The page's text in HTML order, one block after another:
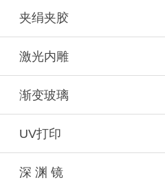
夹绢夹胶
激光内雕
渐变玻璃
UV打印
深 渊 镜